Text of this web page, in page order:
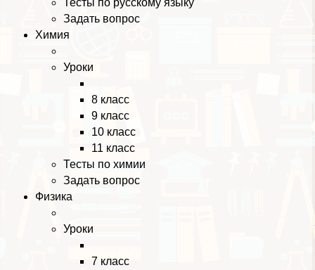
Задать вопрос
Химия
Уроки
8 класс
9 класс
10 класс
11 класс
Тесты по химии
Задать вопрос
Физика
Уроки
7 класс